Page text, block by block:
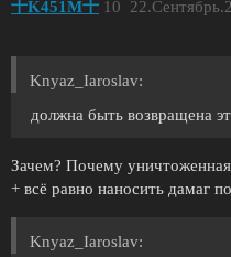
十K451M十 10
Knyaz_Iaroslav:
должна быть возвращена
Зачем? Почему
+ всё равно наносить дамаг
Knyaz_Iaroslav: